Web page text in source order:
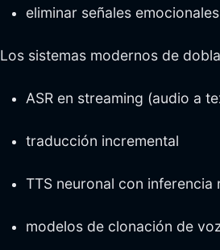
eliminar señales emocionales
Los sistemas modernos de
ASR en streaming (audio a
traducción incremental
TTS neuronal con inferencia
modelos de clonación de